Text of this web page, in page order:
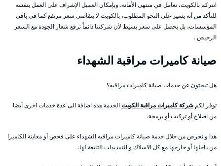
انتركم بالكويت، تعامل في منتهى الأمانة، وبإمكان العميل الإشراف على العمل بنفسه
للتأكد من أنه يسير على النحو المطلوب، بالكويت لا يتقاضى سعر مرتفع كما في باقي
المؤسسات، بل يحصل على سعر بسيط لأن شركتنا دائماً ترفع شعار الجودة مع السعر
الرخيص .
صيانة كاميرات مراقبة الشهداء
هل تبحثون عن خدمات صيانة كاميرات مراقبه؟
توفر لكم شركة كاميرات مراقبة الكويتالخدمة هذه اضافة الى عدة خدمات اخرى أيضا
من اصلاح أو تركيب أو برمجة.
هذا و نحرص من خلال خدمة صيانة كاميرات مراقبه الشهداء على فحص أو معاينة الكاميرا
من داخلها أو خارجها مع كل الاسلاك و التمديدات التابعة لها.